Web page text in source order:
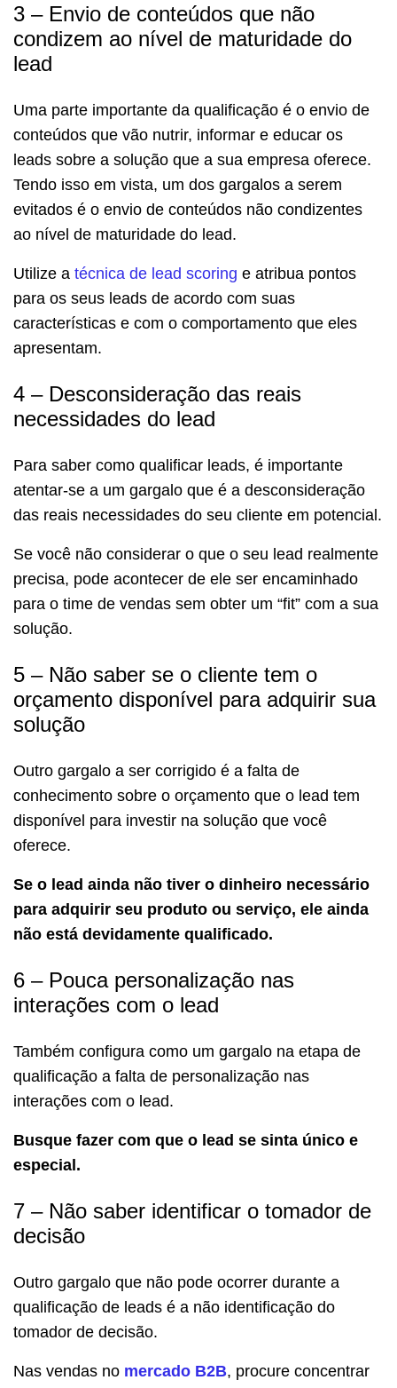
3 – Envio de conteúdos que não
condizem ao nível de maturidade do
lead
Uma parte importante da qualificação é o envio de
conteúdos que vão nutrir, informar e educar os
leads sobre a solução que a sua empresa oferece.
Tendo isso em vista, um dos gargalos a serem
evitados é o envio de conteúdos não condizentes
ao nível de maturidade do lead.
Utilize a técnica de lead scoring e atribua pontos
para os seus leads de acordo com suas
características e com o comportamento que eles
apresentam.
4 – Desconsideração das reais
necessidades do lead
Para saber como qualificar leads, é importante
atentar-se a um gargalo que é a desconsideração
das reais necessidades do seu cliente em potencial.
Se você não considerar o que o seu lead realmente
precisa, pode acontecer de ele ser encaminhado
para o time de vendas sem obter um “fit” com a sua
solução.
5 – Não saber se o cliente tem o
orçamento disponível para adquirir sua
solução
Outro gargalo a ser corrigido é a falta de
conhecimento sobre o orçamento que o lead tem
disponível para investir na solução que você
oferece.
Se o lead ainda não tiver o dinheiro necessário
para adquirir seu produto ou serviço, ele ainda
não está devidamente qualificado.
6 – Pouca personalização nas
interações com o lead
Também configura como um gargalo na etapa de
qualificação a falta de personalização nas
interações com o lead.
Busque fazer com que o lead se sinta único e
especial.
7 – Não saber identificar o tomador de
decisão
Outro gargalo que não pode ocorrer durante a
qualificação de leads é a não identificação do
tomador de decisão.
Nas vendas no mercado B2B, procure concentrar